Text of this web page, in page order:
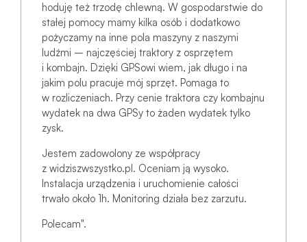
hoduję też trzodę chlewną. W gospodarstwie do
stałej pomocy mamy kilka osób i dodatkowo
pożyczamy na inne pola maszyny z naszymi
ludźmi – najczęściej traktory z osprzętem
i kombajn. Dzięki GPSowi wiem, jak długo i na
jakim polu pracuje mój sprzęt. Pomaga to
w rozliczeniach. Przy cenie traktora czy kombajnu
wydatek na dwa GPSy to żaden wydatek tylko
zysk.
Jestem zadowolony ze współpracy
z widziszwszystko.pl. Oceniam ją wysoko.
Instalacja urządzenia i uruchomienie całości
trwało około 1h. Monitoring działa bez zarzutu.
Polecam".